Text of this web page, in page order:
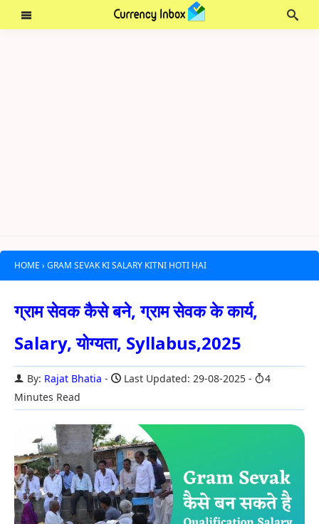
HOME › GRAM SEVAK KI SALARY KITNI HOTI HAI
ग्राम सेवक कैसे बने, ग्राम सेवक के कार्य,
Salary, योग्यता, Syllabus,2025
By: Rajat Bhatia Last Updated: 29-08-2025
4
Minutes Read